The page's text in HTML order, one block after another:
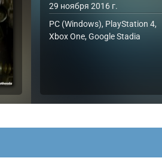
29 ноября 2016 г.
PC (Windows), PlayStation 4,
Xbox One, Google Stadia